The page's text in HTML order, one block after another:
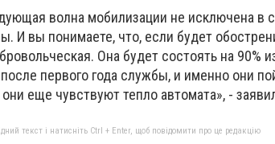
волна мобилизации не исключена в
И вы понимаете, что, если будет
Она будет состоять на 90%
первого года службы, и именно они
еще чувствуют тепло автомата», -
текст і натисніть Ctrl + Enter, щоб повідомити про це редакцію